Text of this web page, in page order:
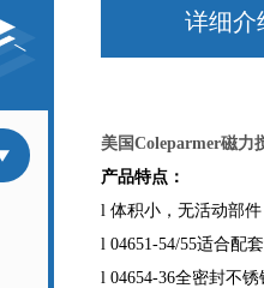
详细介
美国Coleparmer磁力
产品特点：
l 体积小，无活动部
l 04651-54/55适合配
l 04654-36全密封不